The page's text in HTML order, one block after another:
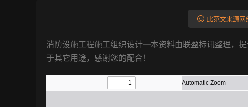
此范文来源网
消防设施工程施工组织设计—本资料由联盈标讯整理，
于其它用途，感谢您的配合！